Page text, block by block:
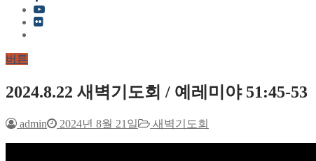
버튼
2024.8.22 새벽기도회 / 예레미야 51:45-53
admin 2024년 8월 21일 새벽기도회